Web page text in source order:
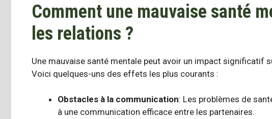
Comment une mauvaise santé
les relations ?
Une mauvaise santé mentale peut avoir un impact significatif
Voici quelques-uns des effets les plus courants :
Obstacles à la communication: Les problèmes de
à une communication efficace entre les partenaires.